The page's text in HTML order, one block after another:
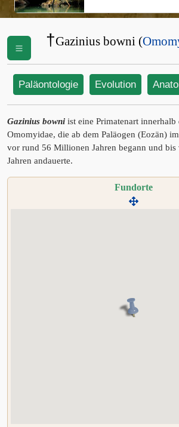
†Gazinius bowni (
Paläontologie Evolution
Gazinius bowni ist eine Primatenart innerhalb
Omomyidae, die ab dem Paläogen (Eozän)
vor rund 56 Millionen Jahren begann und
Jahren andauerte.
Fundorte